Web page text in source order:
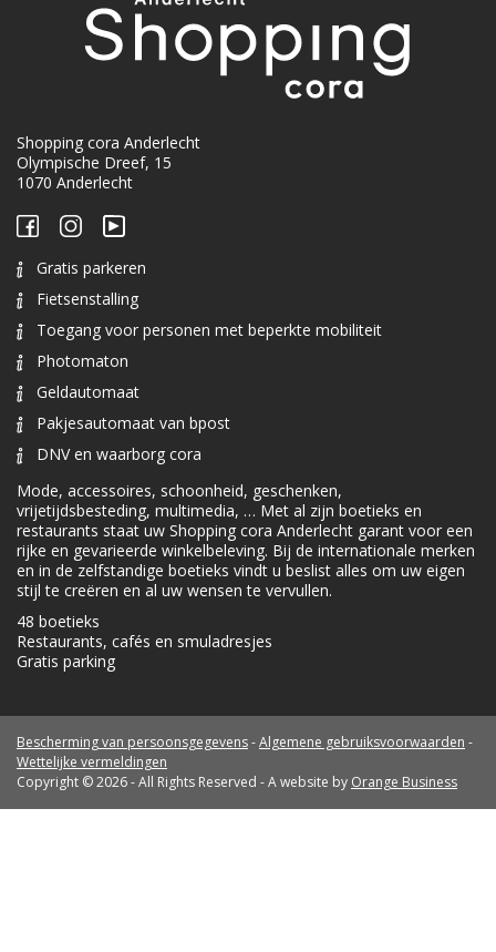
Shopping cora Anderlecht
Olympische Dreef, 15
1070 Anderlecht
Gratis parkeren
Fietsenstalling
Toegang voor personen met beperkte mobiliteit
Photomaton
Geldautomaat
Pakjesautomaat van bpost
DNV en waarborg cora
Mode, accessoires, schoonheid, geschenken,
vrijetijdsbesteding, multimedia, … Met al zijn boetieks en
restaurants staat uw Shopping cora Anderlecht garant voor een
rijke en gevarieerde winkelbeleving. Bij de internationale merken
en in de zelfstandige boetieks vindt u beslist alles om uw eigen
stijl te creëren en al uw wensen te vervullen.
48 boetieks
Restaurants, cafés en smuladresjes
Gratis parking
Bescherming van persoonsgegevens-Algemene gebruiksvoorwaarden -
Wettelijke vermeldingen
Copyright © 2026 - All Rights Reserved - A website by Orange Business